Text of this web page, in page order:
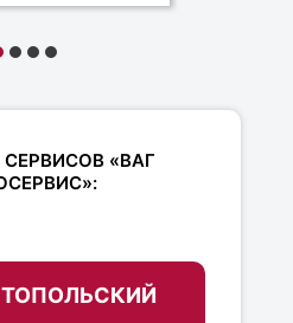
«ВАГ